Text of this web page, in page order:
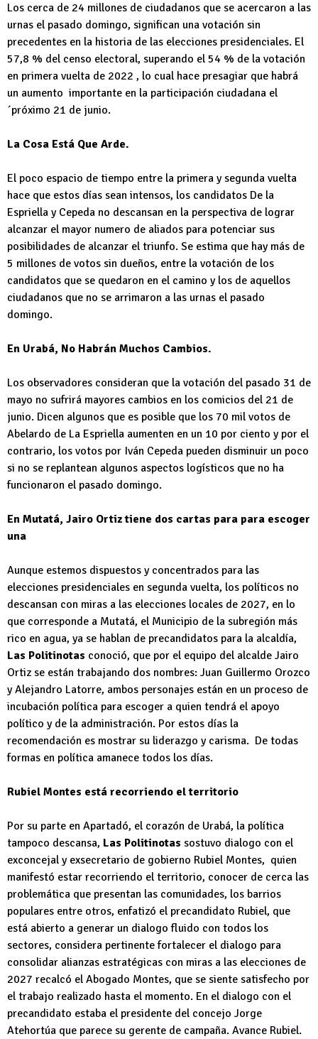
Los cerca de 24 millones de ciudadanos que se acercaron a las
urnas el pasado domingo, significan una votación sin
precedentes en la historia de las elecciones presidenciales. El
57,8 % del censo electoral, superando el 54 % de la votación
en primera vuelta de 2022 , lo cual hace presagiar que habrá
un aumento importante en la participación ciudadana el
´próximo 21 de junio.
La Cosa Está Que Arde.
El poco espacio de tiempo entre la primera y segunda vuelta
hace que estos días sean intensos, los candidatos De la
Espriella y Cepeda no descansan en la perspectiva de lograr
alcanzar el mayor numero de aliados para potenciar sus
posibilidades de alcanzar el triunfo. Se estima que hay más de
5 millones de votos sin dueños, entre la votación de los
candidatos que se quedaron en el camino y los de aquellos
ciudadanos que no se arrimaron a las urnas el pasado
domingo.
En Urabá, No Habrán Muchos Cambios.
Los observadores consideran que la votación del pasado 31 de
mayo no sufrirá mayores cambios en los comicios del 21 de
junio. Dicen algunos que es posible que los 70 mil votos de
Abelardo de La Espriella aumenten en un 10 por ciento y por el
contrario, los votos por Iván Cepeda pueden disminuir un poco
si no se replantean algunos aspectos logísticos que no ha
funcionaron el pasado domingo.
En Mutatá, Jairo Ortiz tiene dos cartas para para escoger
una
Aunque estemos dispuestos y concentrados para las
elecciones presidenciales en segunda vuelta, los políticos no
descansan con miras a las elecciones locales de 2027, en lo
que corresponde a Mutatá, el Municipio de la subregión más
rico en agua, ya se hablan de precandidatos para la alcaldía,
Las Politinotas conoció, que por el equipo del alcalde Jairo
Ortiz se están trabajando dos nombres: Juan Guillermo Orozco
y Alejandro Latorre, ambos personajes están en un proceso de
incubación política para escoger a quien tendrá el apoyo
político y de la administración. Por estos días la
recomendación es mostrar su liderazgo y carisma. De todas
formas en política amanece todos los días.
Rubiel Montes está recorriendo el territorio
Por su parte en Apartadó, el corazón de Urabá, la política
tampoco descansa, Las Politinotas sostuvo dialogo con el
exconcejal y exsecretario de gobierno Rubiel Montes, quien
manifestó estar recorriendo el territorio, conocer de cerca las
problemática que presentan las comunidades, los barrios
populares entre otros, enfatizó el precandidato Rubiel, que
está abierto a generar un dialogo fluido con todos los
sectores, considera pertinente fortalecer el dialogo para
consolidar alianzas estratégicas con miras a las elecciones de
2027 recalcó el Abogado Montes, que se siente satisfecho por
el trabajo realizado hasta el momento. En el dialogo con el
precandidato estaba el presidente del concejo Jorge
Atehortúa que parece su gerente de campaña. Avance Rubiel.